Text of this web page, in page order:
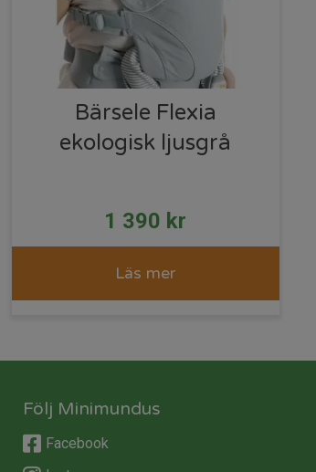
Bärsele Flexia
ekologisk ljusgrå
1 390 kr
Läs mer
Följ Minimundus
Facebook